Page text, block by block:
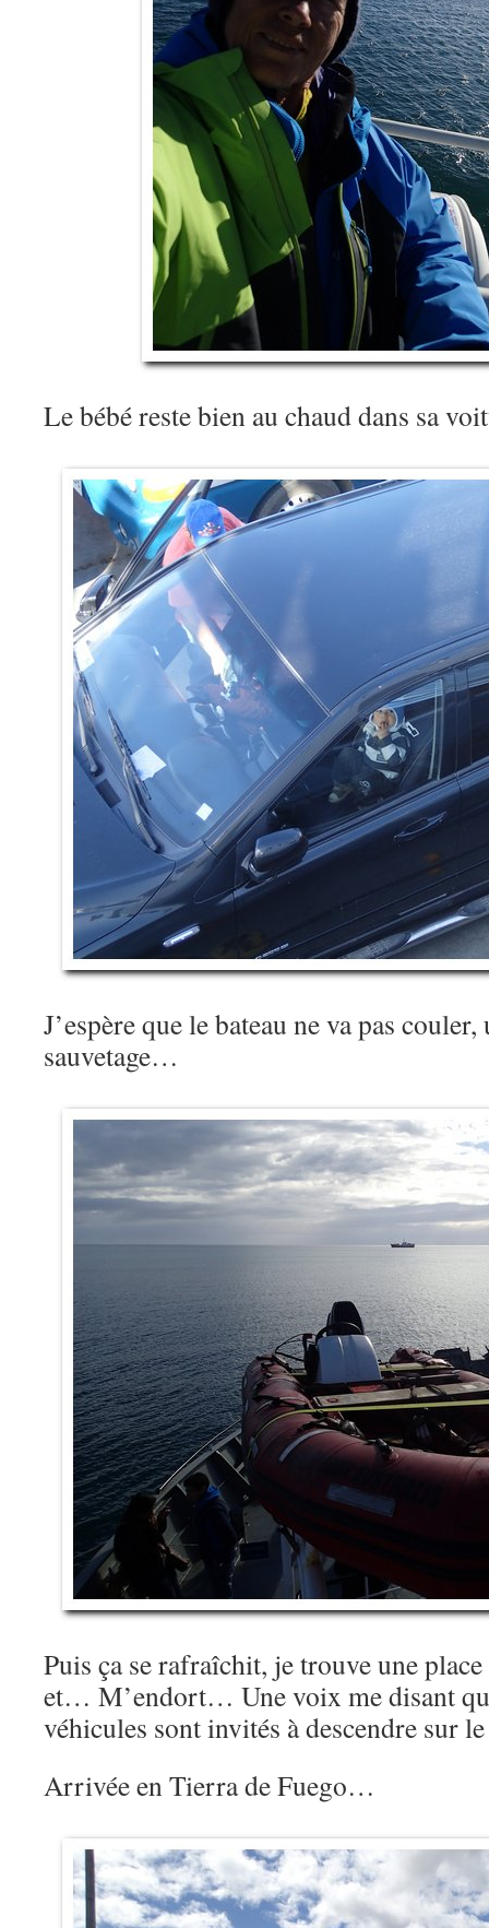
Le bébé reste bien au chaud dans sa
J’espère que le bateau ne va pas
sauvetage…
Puis ça se rafraîchit, je trouve une
et… M’endort… Une voix me disant
véhicules sont invités à descendre sur
Arrivée en Tierra de Fuego…